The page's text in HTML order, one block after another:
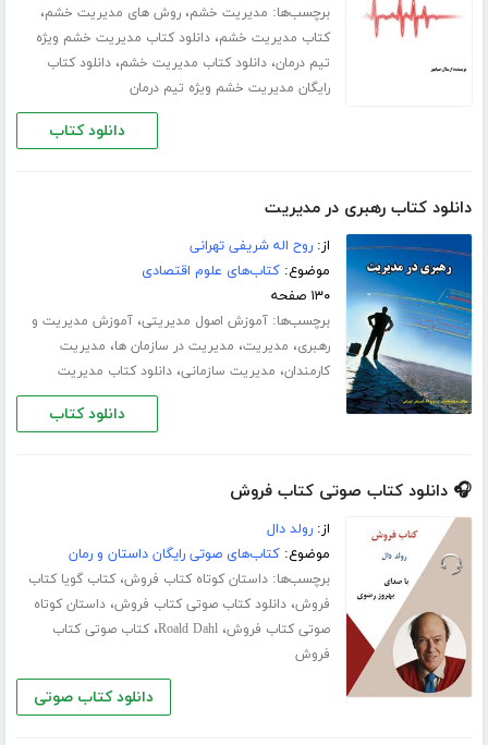
برچسب‌ها: مدیریت خشم،روش های مدیریت خشم،
کتاب مدیریت خشم،دانلود کتاب مدیریت خشم ویژه
تیم درمان،دانلود کتاب مدیریت خشم،دانلود کتاب
رایگان مدیریت خشم ویژه تیم درمان
دانلود کتاب
دانلود کتاب رهبری در مدیریت
از:روح اله شریفی تهرانی
موضوع:کتاب‌های علوم اقتصادی
۱۳۰ صفحه
برچسب‌ها:آموزش اصول مدیریتی،آموزش مدیریت و
رهبری، مدیریت، مدیریت در سازمان ها، مدیریت
کارمندان، مدیریت سازمانی،دانلود کتاب مدیریت
دانلود کتاب
🎧 دانلود کتاب صوتی کتاب فروش
از:رولد دال
موضوع:کتاب‌های صوتی رایگان داستان و رمان
برچسب‌ها:داستان کوتاه کتاب فروش،کتاب گویا کتاب
فروش،دانلود کتاب صوتی کتاب فروش،داستان کوتاه
صوتی کتاب فروش،Roald Dahl،کتاب صوتی کتاب
فروش
دانلود کتاب صوتی